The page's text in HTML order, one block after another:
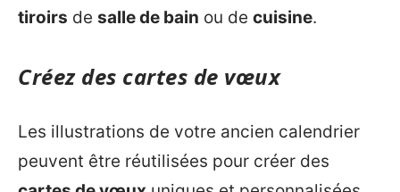
tiroirs de salle de bain ou de cuisine.
Créez des cartes de vœux
Les illustrations de votre ancien calendrier
peuvent être réutilisées pour créer des